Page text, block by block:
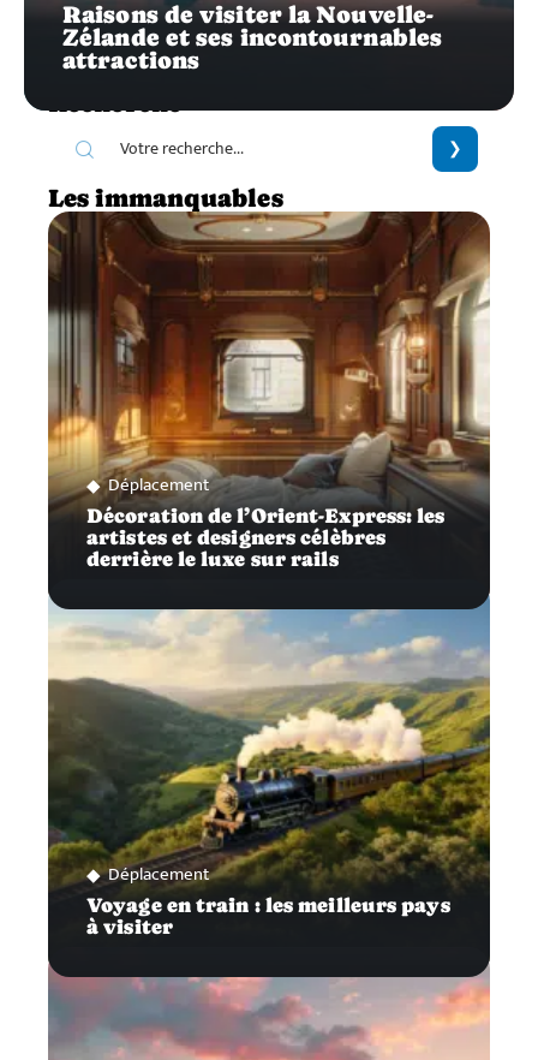
Raisons de visiter la Nouvelle-
Zélande et ses incontournables
attractions
Recherche
Les immanquables
Déplacement
Décoration de l’Orient-Express: les
artistes et designers célèbres
derrière le luxe sur rails
Déplacement
Voyage en train : les meilleurs pays
à visiter